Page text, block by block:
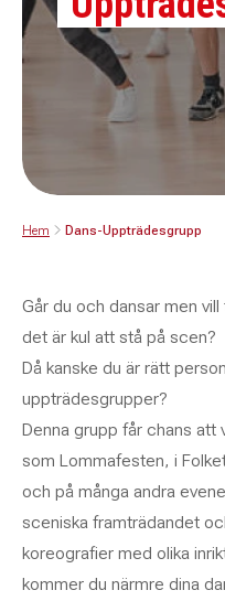
Hem Dans-Uppträdesgrupp
Går du och dansar men
det är kul att stå på scen?
Då kanske du är rätt
uppträdesgrupper?
Denna grupp får chans att
som Lommafesten, i
och på många andra
sceniska framträdandet
koreografier med olika
kommer du närmre dina